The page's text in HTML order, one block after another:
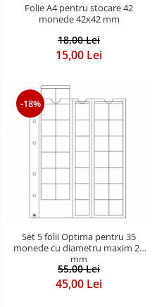
Folie A4 pentru stocare 42
monede 42x42 mm
18,00 Lei
15,00 Lei
-18%
Set 5 folii Optima pentru 35
monede cu diametru maxim 27
mm
55,00 Lei
45,00 Lei